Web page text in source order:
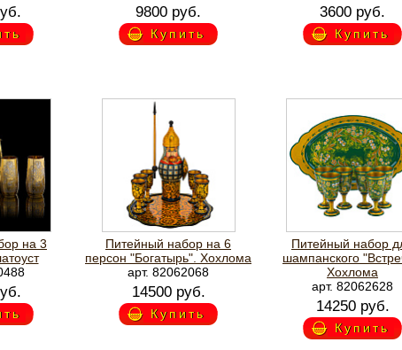
9800 руб.
Купить
3600 руб.
Купить
на 3
Питейный набор на 6
персон "Богатырь". Хохлома
арт. 82062068
14500 руб.
Купить
Питейный набор
шампанского
Хохлома
арт. 82062628
14250 руб.
Купить